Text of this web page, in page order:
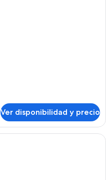
Ver disponibilidad y precio